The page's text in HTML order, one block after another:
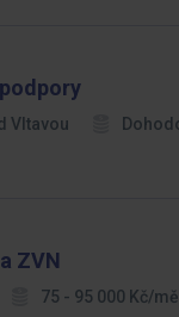
Vltavou
ZVN
75 - 95 000 Kč/